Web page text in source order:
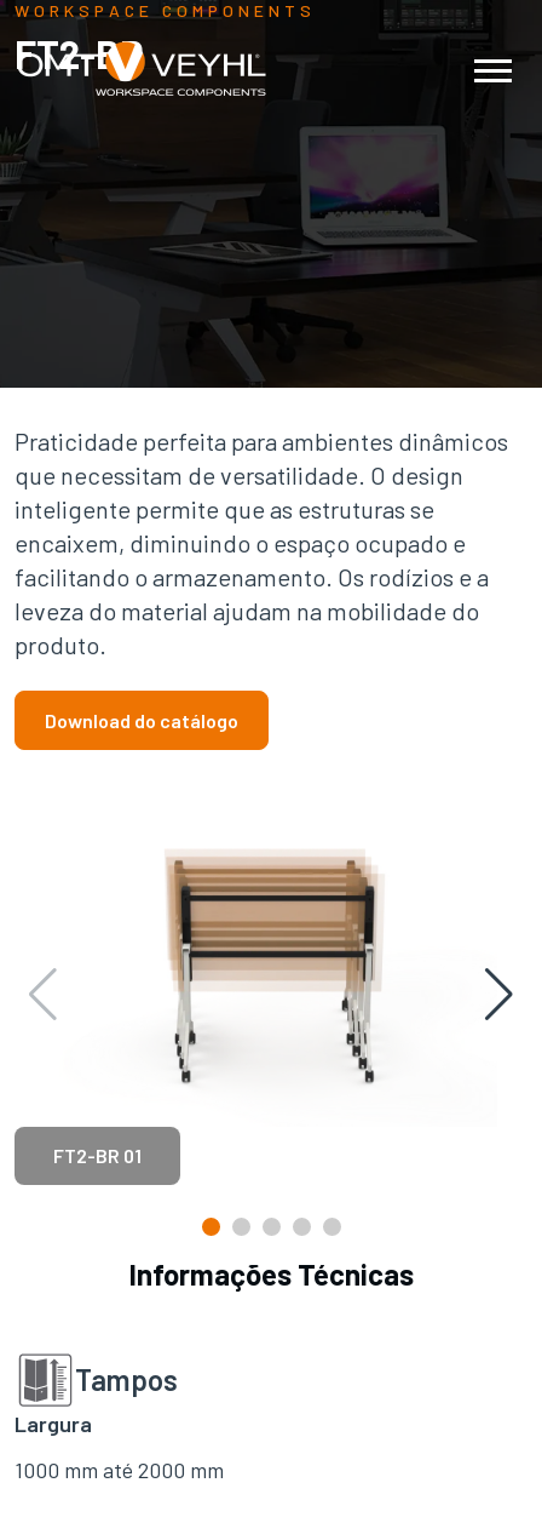
WORKSPACE COMPONENTS
FT2-BR
Praticidade perfeita para ambientes dinâmicos
que necessitam de versatilidade. O design
inteligente permite que as estruturas se
encaixem, diminuindo o espaço ocupado e
facilitando o armazenamento. Os rodízios e a
leveza do material ajudam na mobilidade do
produto.
Download do catálogo
FT2-BR 01
Informações Técnicas
Tampos
Largura
1000 mm até 2000 mm